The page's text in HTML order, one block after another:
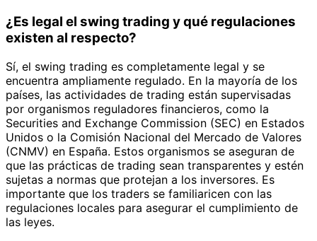
¿Es legal el swing trading y qué regulaciones
existen al respecto?
Sí, el swing trading es completamente legal y se
encuentra ampliamente regulado. En la mayoría de los
países, las actividades de trading están supervisadas
por organismos reguladores financieros, como la
Securities and Exchange Commission (SEC) en Estados
Unidos o la Comisión Nacional del Mercado de Valores
(CNMV) en España. Estos organismos se aseguran de
que las prácticas de trading sean transparentes y estén
sujetas a normas que protejan a los inversores. Es
importante que los traders se familiaricen con las
regulaciones locales para asegurar el cumplimiento de
las leyes.